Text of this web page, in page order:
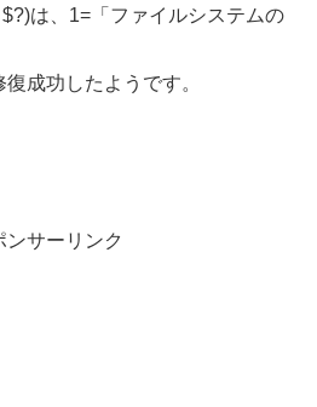
は、1=「ファイルシステムの
成功したようです。
ンサーリンク